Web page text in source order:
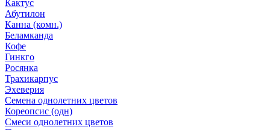
Кактус
Абутилон
Канна (комн.)
Беламканда
Кофе
Гинкго
Росянка
Трахикарпус
Эхеверия
Семена однолетних цветов
Кореопсис (одн)
Смеси однолетних цветов